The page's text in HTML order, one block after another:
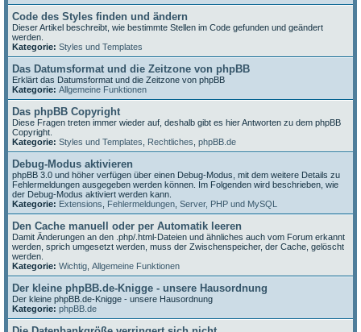
Code des Styles finden und ändern
Dieser Artikel beschreibt, wie bestimmte Stellen im Code gefunden und geändert
werden.
Kategorie: Styles und Templates
Das Datumsformat und die Zeitzone von phpBB
Erklärt das Datumsformat und die Zeitzone von phpBB
Kategorie: Allgemeine Funktionen
Das phpBB Copyright
Diese Fragen treten immer wieder auf, deshalb gibt es hier Antworten zu dem phpBB
Copyright.
Kategorie: Styles und Templates Rechtliches phpBB.de
Debug-Modus aktivieren
phpBB 3.0 und höher verfügen über einen Debug-Modus, mit dem weitere Details zu
Fehlermeldungen ausgegeben werden können. Im Folgenden wird beschrieben, wie
der Debug-Modus aktiviert werden kann.
Kategorie: Extensions Fehlermeldungen Server, PHP und MySQL
Den Cache manuell oder per Automatik leeren
Damit Änderungen an den .php/.html-Dateien und ähnliches auch vom Forum erkannt
werden, sprich umgesetzt werden, muss der Zwischenspeicher, der Cache, gelöscht
werden.
Kategorie: Wichtig Allgemeine Funktionen
Der kleine phpBB.de-Knigge - unsere Hausordnung
Der kleine phpBB.de-Knigge - unsere Hausordnung
Kategorie: phpBB.de